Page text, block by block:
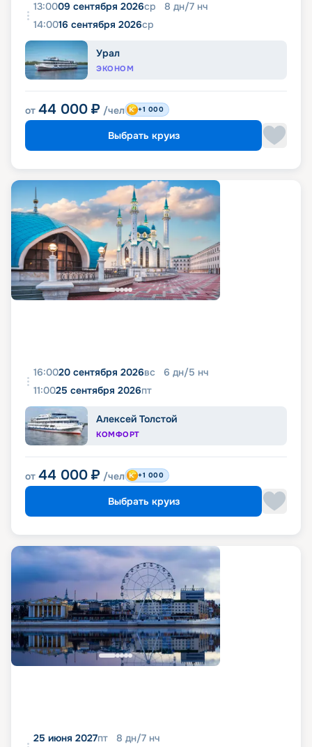
13:0009 сентября 2026ср 8 дн/7 нч
14:0016 сентября 2026ср
Урал
ЭКОНОМ
от 44 000 ₽ /чел +1 000
Выбрать круиз
16:0020 сентября 2026вс 6 дн/5 нч
11:0025 сентября 2026пт
Алексей Толстой
КОМФОРТ
от 44 000 ₽ /чел +1 000
Выбрать круиз
25 июня 2027пт 8 дн/7 нч